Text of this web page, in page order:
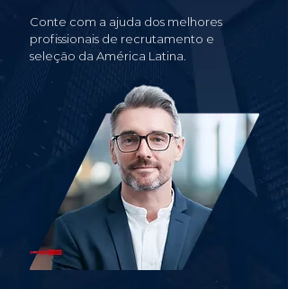
Conte com a ajuda dos melhores
profissionais de recrutamento e
seleção da América Latina.